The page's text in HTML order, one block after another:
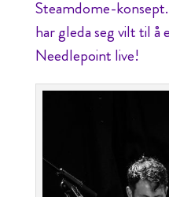
Steamdome-
har gleda seg vilt til å
Needlepoint live!